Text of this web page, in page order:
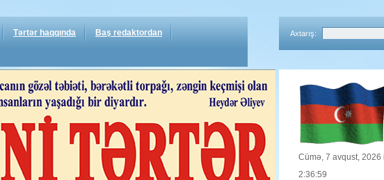
Tərtər haqqında
Baş redaktordan
Axtarış:
Cümə, 7 avqust, 2026 il
2:36:59